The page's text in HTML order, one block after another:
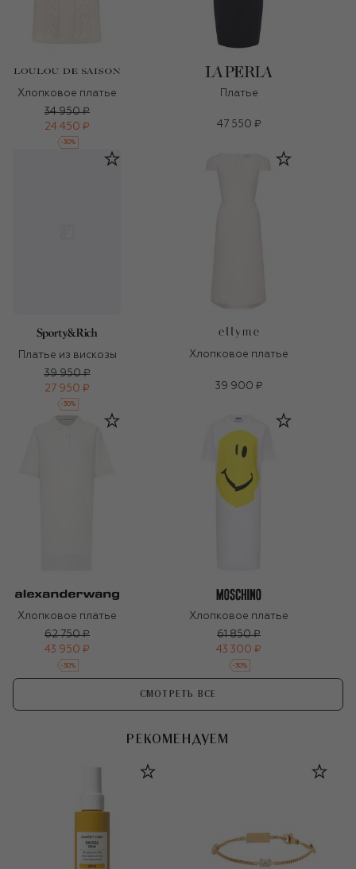
Хлопковое платье
34 950 ₽
24 450 ₽
-30%
Платье
47 550 ₽
Платье из вискозы
39 950 ₽
27 950 ₽
-30%
Хлопковое платье
39 900 ₽
Хлопковое платье
62 750 ₽
43 950 ₽
-30%
Хлопковое платье
61 850 ₽
43 300 ₽
-30%
СМОТРЕТЬ ВСЕ
РЕКОМЕНДУЕМ